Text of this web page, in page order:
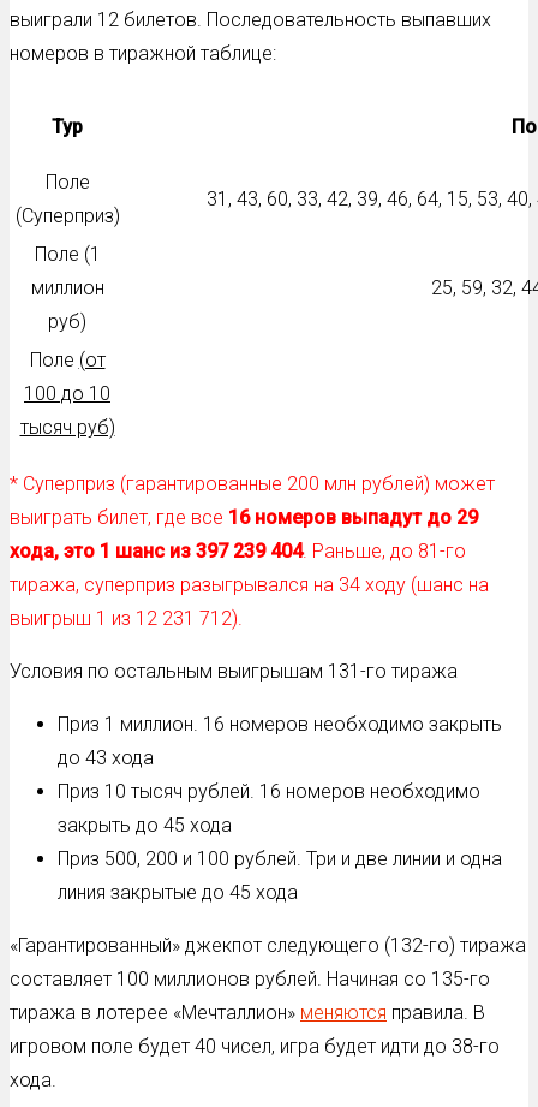
выиграли 12 билетов. Последовательность выпавших
номеров в тиражной таблице:
Тур
Поле
(Суперприз)
31, 43, 60, 33, 42, 39, 46, 64, 15, 53,
Поле (1
миллион
руб)
25, 59, 32,
Поле (от
100 до 10
тысяч руб)
* Суперприз (гарантированные 200 млн рублей) может
выиграть билет, где все 16 номеров выпадут до 29
хода, это 1 шанс из 397 239 404. Раньше, до 81-го
тиража, суперприз разыгрывался на 34 ходу (шанс на
выигрыш 1 из 12 231 712).
Условия по остальным выигрышам 131-го тиража
Приз 1 миллион. 16 номеров необходимо закрыть
до 43 хода
Приз 10 тысяч рублей. 16 номеров необходимо
закрыть до 45 хода
Приз 500, 200 и 100 рублей. Три и две линии и одна
линия закрытые до 45 хода
«Гарантированный» джекпот следующего (132-го) тиража
составляет 100 миллионов рублей. Начиная со 135-го
тиража в лотерее «Мечталлион» меняются правила. В
игровом поле будет 40 чисел, игра будет идти до 38-го
хода.